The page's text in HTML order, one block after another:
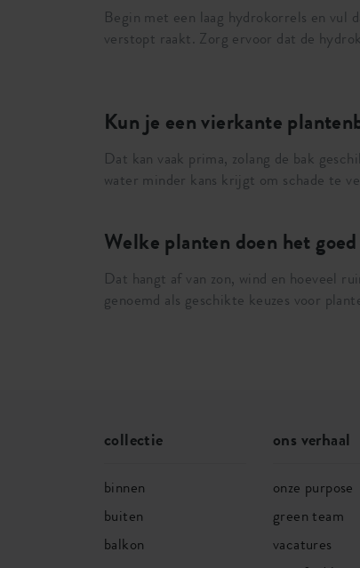
Begin met een laag hydrokorrels en vul
verstopt raakt. Zorg ervoor dat de
Kun je een vierkante
Dat kan vaak prima, zolang de bak
water minder kans krijgt om schade te
Welke planten doen het
Dat hangt af van zon, wind en hoeveel
genoemd als geschikte keuzes voor
collectie
binnen
buiten
balkon
ons verhaal
onze purpose
green team
vacatures